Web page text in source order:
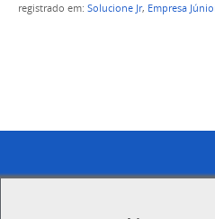
registrado em: Solucione Jr, Empresa